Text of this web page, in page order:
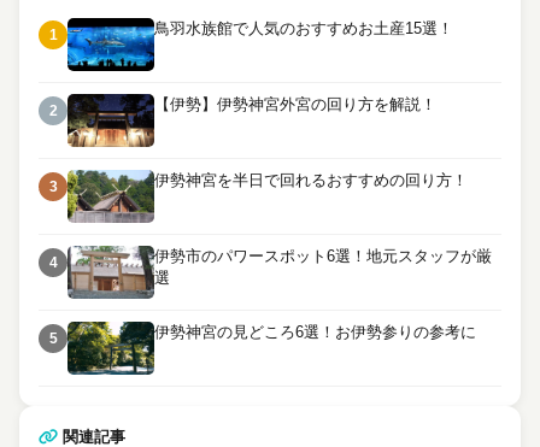
1 鳥羽水族館で人気のおすすめお土産15選！
2 【伊勢】伊勢神宮外宮の回り方を解説！
3 伊勢神宮を半日で回れるおすすめの回り方！
4
伊勢市のパワースポット6選！地元スタッフが厳
選
5 伊勢神宮の見どころ6選！お伊勢参りの参考に
関連記事